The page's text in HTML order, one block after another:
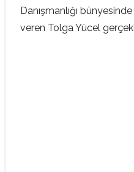
Danışmanlığı
veren Tolga Yücel